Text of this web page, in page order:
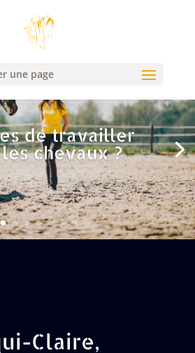
une page
de travailler
chevaux ?
Claire,